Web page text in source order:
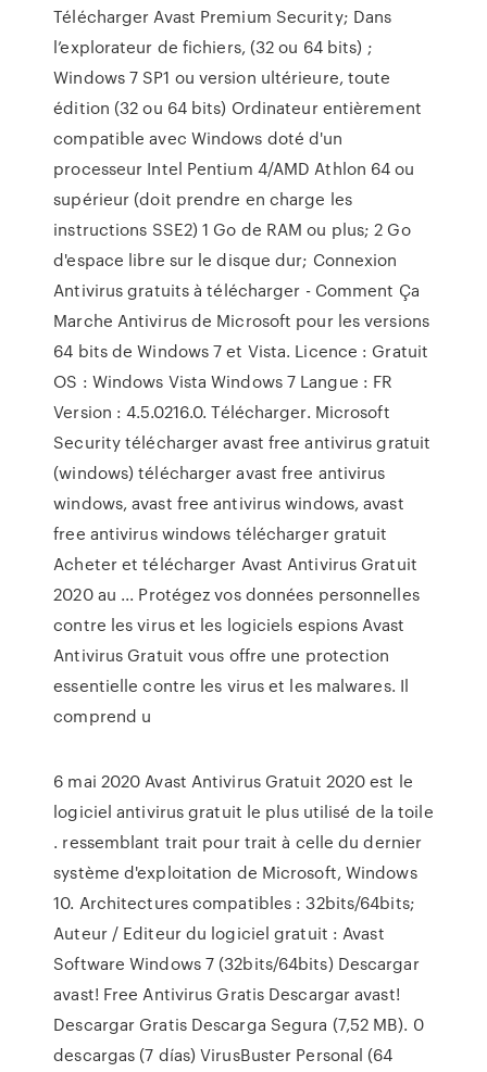
Télécharger Avast Premium Security; Dans
l’explorateur de fichiers, (32 ou 64 bits) ;
Windows 7 SP1 ou version ultérieure, toute
édition (32 ou 64 bits) Ordinateur entièrement
compatible avec Windows doté d'un
processeur Intel Pentium 4/AMD Athlon 64 ou
supérieur (doit prendre en charge les
instructions SSE2) 1 Go de RAM ou plus; 2 Go
d'espace libre sur le disque dur; Connexion
Antivirus gratuits à télécharger - Comment Ça
Marche Antivirus de Microsoft pour les versions
64 bits de Windows 7 et Vista. Licence : Gratuit
OS : Windows Vista Windows 7 Langue : FR
Version : 4.5.0216.0. Télécharger. Microsoft
Security télécharger avast free antivirus gratuit
(windows) télécharger avast free antivirus
windows, avast free antivirus windows, avast
free antivirus windows télécharger gratuit
Acheter et télécharger Avast Antivirus Gratuit
2020 au ... Protégez vos données personnelles
contre les virus et les logiciels espions Avast
Antivirus Gratuit vous offre une protection
essentielle contre les virus et les malwares. Il
comprend u
6 mai 2020 Avast Antivirus Gratuit 2020 est le
logiciel antivirus gratuit le plus utilisé de la toile
. ressemblant trait pour trait à celle du dernier
système d'exploitation de Microsoft, Windows
10. Architectures compatibles : 32bits/64bits;
Auteur / Editeur du logiciel gratuit : Avast
Software Windows 7 (32bits/64bits) Descargar
avast! Free Antivirus Gratis Descargar avast!
Descargar Gratis Descarga Segura (7,52 MB). 0
descargas (7 días) VirusBuster Personal (64